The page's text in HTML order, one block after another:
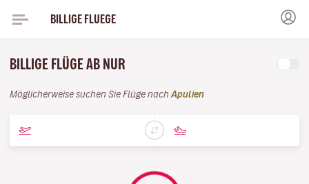
BILLIGE FLUEGE
BILLIGE FLÜGE AB NUR
Möglicherweise suchen Sie Flüge nach Apulien